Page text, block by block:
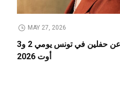
MAY 27, 2026
الشامي يعلن عن حفلين في تونس يومي 2 و3
أوت 2026